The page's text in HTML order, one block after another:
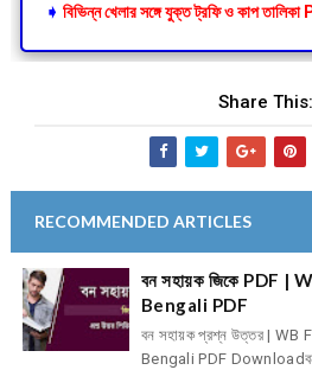
➧ বিভিন্ন খেলার সঙ্গে যুক্ত ট্রফি ও কাপ তালিকা
Share This:
RECOMMENDED ARTICLES
বন সহায়ক জিকে PDF |
Bengali PDF
বন সহায়ক প্রশ্ন উত্তর |
Bengali PDF